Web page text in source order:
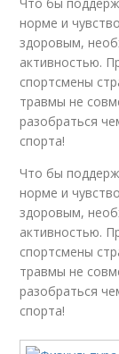
норме и
здоровым,
активностью.
спортсмены
травмы не
разобраться
спорта!
Что бы
норме и
здоровым,
активностью.
спортсмены
травмы не
разобраться
спорта!